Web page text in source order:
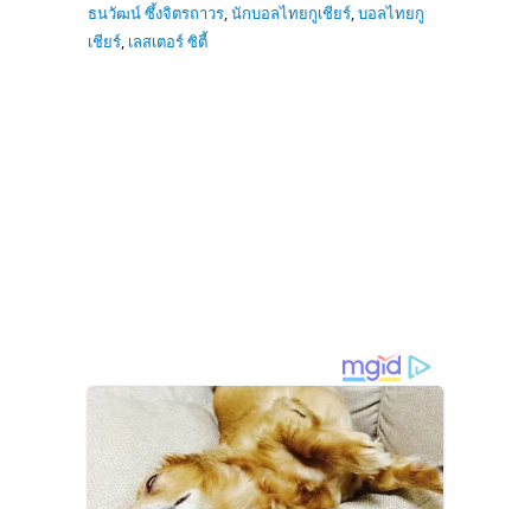
ธนวัฒน์ ซึ้งจิตรถาวร,นักบอลไทยกูเชียร์,บอลไทยกู
เชียร์, เลสเตอร์ ซิตี้